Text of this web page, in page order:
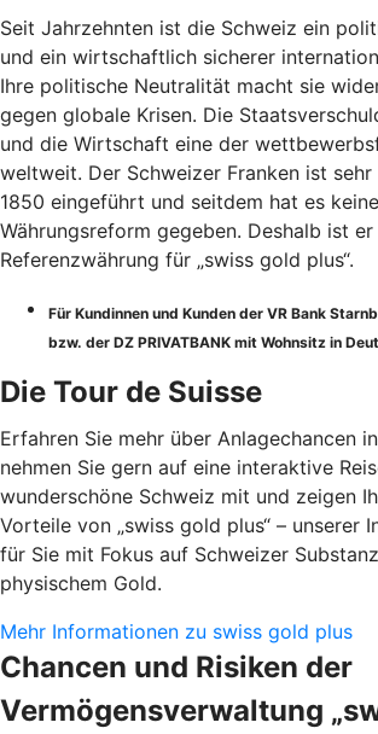
Seit Jahrzehnten ist die Schweiz ein
und ein wirtschaftlich sicherer
Ihre politische Neutralität macht sie
gegen globale Krisen. Die
und die Wirtschaft eine der
weltweit. Der Schweizer Franken ist
1850 eingeführt und seitdem hat es
Währungsreform gegeben. Deshalb ist
Referenzwährung für „swiss gold plus“.
Für Kundinnen und Kunden der VR Bank
bzw. der DZ PRIVATBANK mit Wohnsitz in
Die Tour de Suisse
Erfahren Sie mehr über Anlagechancen
nehmen Sie gern auf eine interaktive
wunderschöne Schweiz mit und zeigen
Vorteile von „swiss gold plus“ – unserer
für Sie mit Fokus auf Schweizer
physischem Gold.
Mehr Informationen zu swiss gold plus
Chancen und Risiken der
Vermögensverwaltung